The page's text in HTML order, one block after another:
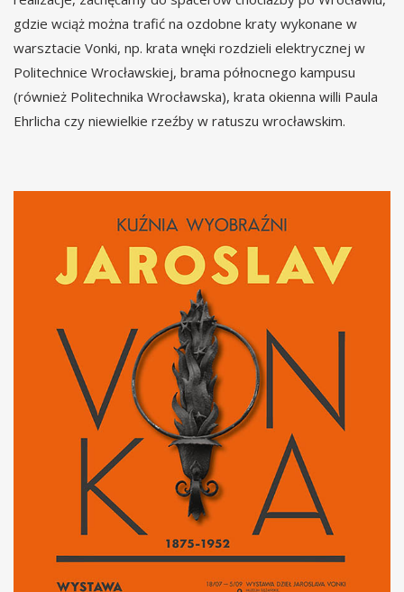
gdzie wciąż można trafić na ozdobne kraty wykonane w
warsztacie Vonki, np. krata wnęki rozdzieli elektrycznej w
Politechnice Wrocławskiej, brama północnego kampusu
(również Politechnika Wrocławska), krata okienna willi Paula
Ehrlicha czy niewielkie rzeźby w ratuszu wrocławskim.